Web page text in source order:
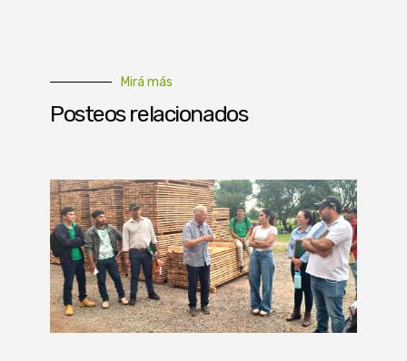
Mirá más
Posteos relacionados